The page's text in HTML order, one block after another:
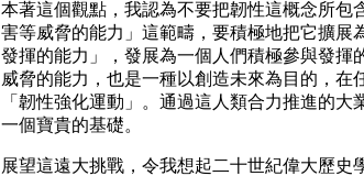
本著這個觀點，我認為不要把韌性這概念所包
害等威脅的能力」這範疇，要積極地把它擴展
發揮的能力」，發展為一個人們積極參與發揮
威脅的能力，也是一種以創造未來為目的，在
「韌性強化運動」。通過這人類合力推進的
一個寶貴的基礎。
展望這遠大挑戰，令我想起二十世紀偉大歷史